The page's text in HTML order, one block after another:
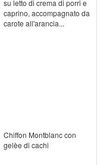
su letto di crema di porri e
caprino, accompagnato da
carote all'arancia...
Chiffon Montblanc con
gelèe di cachi